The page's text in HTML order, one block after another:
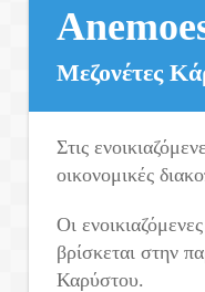
Μεζονέτες
Στις
οικονομικές
Οι
βρίσκεται στην
Καρύστου.